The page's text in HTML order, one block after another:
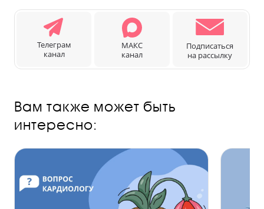
Телеграм
канал
МАКС
канал
Подписаться
на рассылку
Вам также может быть
интересно: